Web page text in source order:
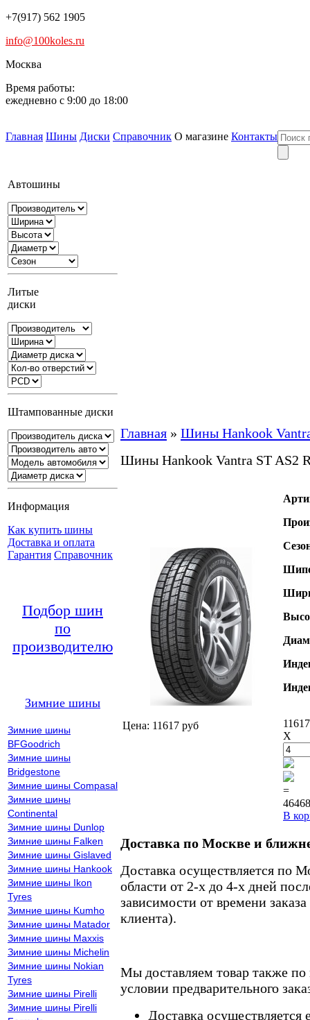
+7(917) 562 1905
info@100koles.ru
Москва
Время работы:
ежедневно с 9:00 до 18:00
Главная Шины Диски Справочник О магазине Контакты
Автошины
Литые
диски
Штампованные диски
Информация
Как купить шины
Доставка и оплата
Гарантия Справочник
Подбор шин
по
производителю
Зимние шины
Зимние шины
BFGoodrich
Зимние шины
Bridgestone
Зимние шины Compasal
Зимние шины
Continental
Зимние шины Dunlop
Зимние шины Falken
Зимние шины Gislaved
Зимние шины Hankook
Зимние шины Ikon
Tyres
Зимние шины Kumho
Зимние шины Matador
Зимние шины Maxxis
Зимние шины Michelin
Зимние шины Nokian
Tyres
Зимние шины Pirelli
Зимние шины Pirelli
Главная » Шины Hankook
Шины Hankook Vantra ST AS2
Цена: 11617 руб
X
=
В
Доставка по Москве и
Доставка осуществляется по
области от 2-х до 4-х дней
зависимости от времени
клиента).
Мы доставляем товар также
условии предварительного
Доставка осуществляется